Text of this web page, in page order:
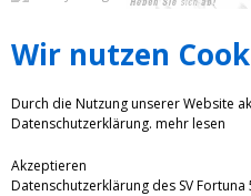
Wir nutzen
Durch die Nutzung unserer Website
Datenschutzerklärung. mehr lesen
Akzeptieren
Datenschutzerklärung des SV